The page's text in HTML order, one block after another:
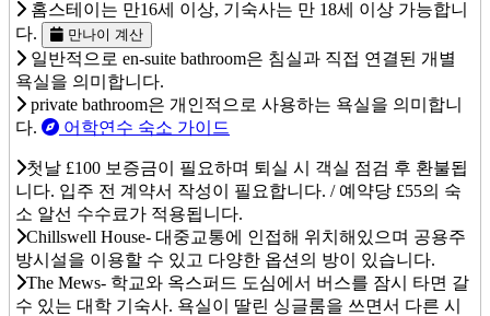
홈스테이는 만16세 이상, 기숙사는 만 18세 이상 가능합니
다.
만나이 계산
일반적으로 en-suite bathroom은 침실과 직접 연결된 개별
욕실을 의미합니다.
private bathroom은 개인적으로 사용하는 욕실을 의미합니
다.
어학연수 숙소 가이드
첫날 £100 보증금이 필요하며 퇴실 시 객실 점검 후 환불됩
니다. 입주 전 계약서 작성이 필요합니다. / 예약당 £55의 숙
소 알선 수수료가 적용됩니다.
Chillswell House- 대중교통에 인접해 위치해있으며 공용주
방시설을 이용할 수 있고 다양한 옵션의 방이 있습니다.
The Mews- 학교와 옥스퍼드 도심에서 버스를 잠시 타면 갈
수 있는 대학 기숙사. 욕실이 딸린 싱글룸을 쓰면서 다른 시